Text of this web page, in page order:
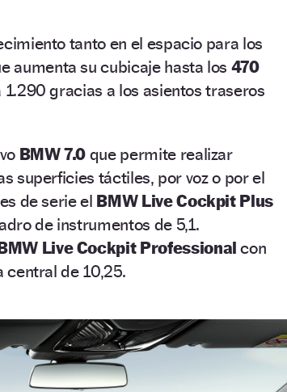
tanto en el espacio para los
aumenta su cubicaje hasta los 470
gracias a los asientos traseros
BMW 7.0 que permite realizar
superficies táctiles, por voz o por el
de serie el BMW Live Cockpit Plus
de instrumentos de 5,1.
Live Cockpit Professionalcon
central de 10,25.